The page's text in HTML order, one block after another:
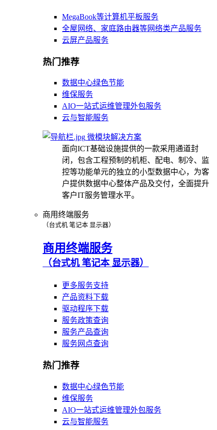
MegaBook等计算机平板服务
全屋网络、家庭路由器等网络类产品服务
云屏产品服务
热门推荐
数据中心绿色节能
维保服务
AIO一站式运维管理外包服务
云与智能服务
微模块解决方案
面向ICT基础设施提供的一款采用通道封
闭，包含工程预制的机柜、配电、制冷、监
控等功能单元的独立的小型数据中心，为客
户提供数据中心整体产品及交付，全面提升
客户IT服务管理水平。
商用终端服务
（台式机 笔记本 显示器）
商用终端服务
（台式机 笔记本 显示器）
更多服务支持
产品资料下载
驱动程序下载
服务政策查询
服务产品查询
服务网点查询
热门推荐
数据中心绿色节能
维保服务
AIO一站式运维管理外包服务
云与智能服务